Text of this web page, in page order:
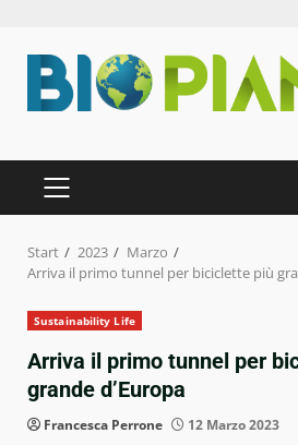
Inhalt
springen
PRIMÄRES
MENÜ
Start 2023
Marzo
Arriva il primo tunnel per biciclette più
Sustainability Life
Arriva il primo tunnel per
grande d’Europa
Francesca Perrone 12 Marzo 2023